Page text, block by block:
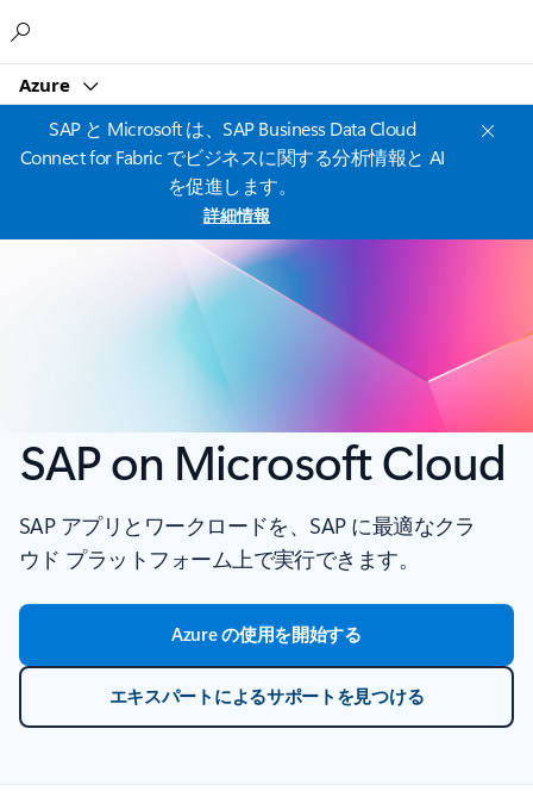
Azure
SAP と Microsoft は、SAP Business Data Cloud
Connect for Fabric でビジネスに関する分析情報と AI
を促進します。
詳細情報
SAP on Microsoft Cloud
SAP アプリとワークロードを、SAP に最適なクラ
ウド プラットフォーム上で実行できます。
Azure の使用を開始する
エキスパートによるサポートを見つける